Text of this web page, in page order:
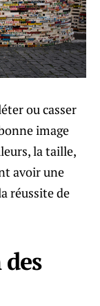
ou casser
image
la taille,
avoir une
réussite de